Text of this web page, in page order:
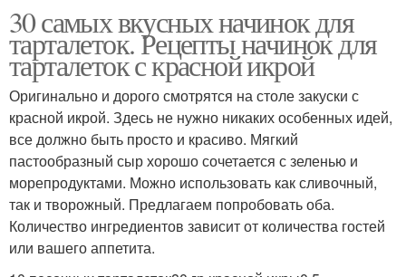
30 самых вкусных начинок для
тарталеток. Рецепты начинок для
тарталеток с красной икрой
Оригинально и дорого смотрятся на столе закуски с
красной икрой. Здесь не нужно никаких особенных идей,
все должно быть просто и красиво. Мягкий
пастообразный сыр хорошо сочетается с зеленью и
морепродуктами. Можно использовать как сливочный,
так и творожный. Предлагаем попробовать оба.
Количество ингредиентов зависит от количества гостей
или вашего аппетита.